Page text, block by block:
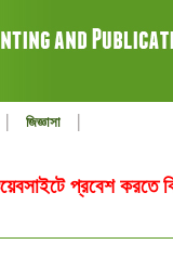
| জিজ্ঞাসা |
প্রবেশ